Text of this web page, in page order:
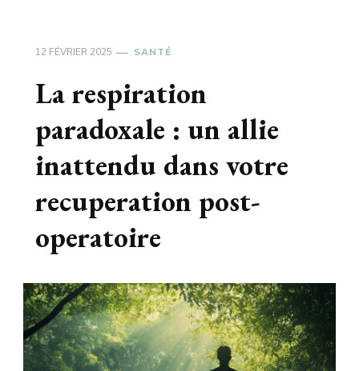
12 FÉVRIER 2025 SANTÉ
La respiration
paradoxale : un allie
inattendu dans votre
recuperation post-
operatoire